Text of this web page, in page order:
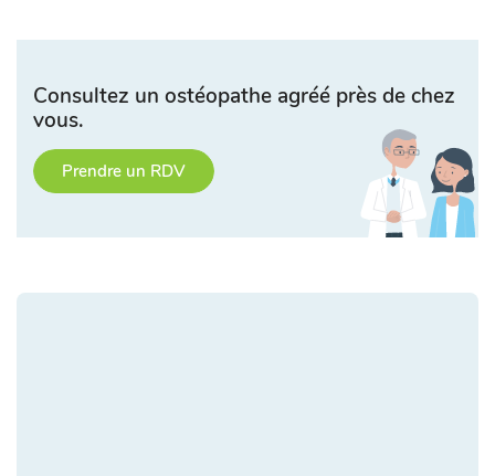
Consultez un ostéopathe agréé près de chez
vous.
Prendre un RDV